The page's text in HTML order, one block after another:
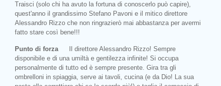
Traisci (solo chi ha avuto la fortuna di conoscerlo può capire),
quest'anno il grandissimo Stefano Pavoni e il mitico direttore
Alessandro Rizzo che non ringrazierò mai abbastanza per avermi
fatto stare così bene!!!
Punto di forza
Il direttore Alessandro Rizzo! Sempre
disponibile e di una umiltà e gentilezza infinite! Si occupa
personalmente di tutto ed è sempre presente. Gira tra gli
ombrelloni in spiaggia, serve ai tavoli, cucina (e da Dio! La sua